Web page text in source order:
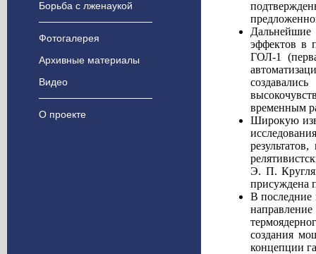
Борьба с лженаукой
Фотогалерея
Архивные материалы
Видео
О проекте
эффектов в
ГОЛ-1
временным
Широкую
Э. П.
присуждена
В последние
создания
концепции